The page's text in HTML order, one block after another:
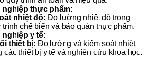
nghiệp thực phẩm:
nhiệt độ: Đo lường nhiệt độ trong
trình chế biến và bảo quản thực phẩm.
nghiệp y tế:
thiết bị: Đo lường và kiểm soát nhiệt
các thiết bị y tế và nghiên cứu khoa học.